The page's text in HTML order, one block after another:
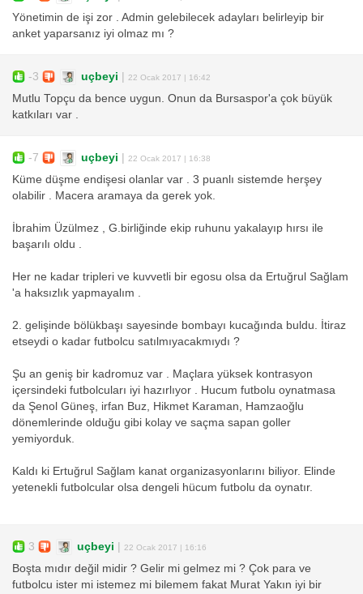
Yönetimin de işi zor . Admin gelebilecek adayları belirleyip bir
anket yaparsanız iyi olmaz mı ?
-3 uçbeyi 22 Ocak 2017 | 16:42
Mutlu Topçu da bence uygun. Onun da Bursaspor'a çok büyük
katkıları var .
-7 uçbeyi 22 Ocak 2017 | 16:38
Küme düşme endişesi olanlar var . 3 puanlı sistemde herşey
olabilir . Macera aramaya da gerek yok.
İbrahim Üzülmez , G.birliğinde ekip ruhunu yakalayıp hırsı ile
başarılı oldu .
Her ne kadar tripleri ve kuvvetli bir egosu olsa da Ertuğrul Sağlam
'a haksızlık yapmayalım .
2. gelişinde bölükbaşı sayesinde bombayı kucağında buldu. İtiraz
etseydi o kadar futbolcu satılmıyacakmıydı ?
Şu an geniş bir kadromuz var . Maçlara yüksek kontrasyon
içersindeki futbolcuları iyi hazırlıyor . Hucum futbolu oynatmasa
da Şenol Güneş, irfan Buz, Hikmet Karaman, Hamzaoğlu
dönemlerinde olduğu gibi kolay ve saçma sapan goller
yemiyorduk.
Kaldı ki Ertuğrul Sağlam kanat organizasyonlarını biliyor. Elinde
yetenekli futbolcular olsa dengeli hücum futbolu da oynatır.
3 uçbeyi 22 Ocak 2017 | 16:16
Boşta mıdır değil midir ? Gelir mi gelmez mi ? Çok para ve
futbolcu ister mi istemez mi bilemem fakat Murat Yakın iyi bir